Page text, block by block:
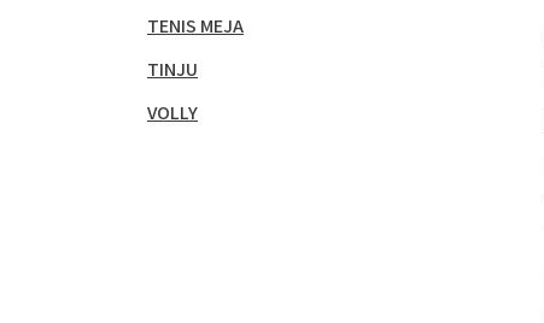
TENIS MEJA
TINJU
VOLLY